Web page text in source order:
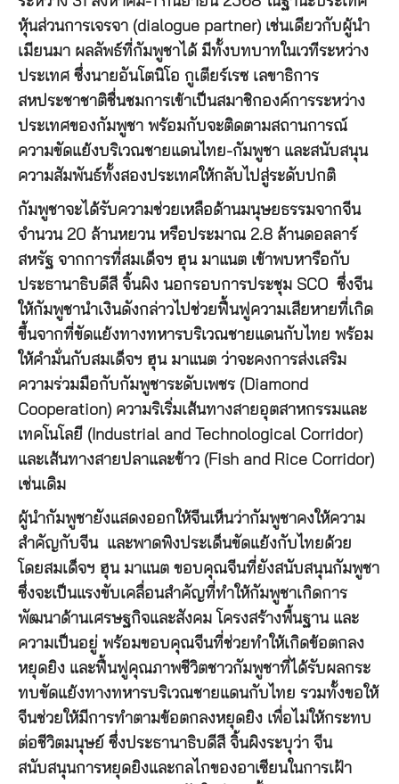
หุ้นส่วนการเจรจา (dialogue partner) เช่นเดียวกับผู้นำ
เมียนมา ผลลัพธ์ที่กัมพูชาได้ มีทั้งบทบาทในเวทีระหว่าง
ประเทศ ซึ่งนายอันโตนิโอ กูเตียร์เรซ เลขาธิการ
สหประชาชาติชื่นชมการเข้าเป็นสมาชิกองค์การระหว่าง
ประเทศของกัมพูชา พร้อมกับจะติดตามสถานการณ์
ความขัดแย้งบริเวณชายแดนไทย-กัมพูชา และสนับสนุน
ความสัมพันธ์ทั้งสองประเทศให้กลับไปสู่ระดับปกติ
กัมพูชาจะได้รับความช่วยเหลือด้านมนุษยธรรมจากจีน
จำนวน 20 ล้านหยวน หรือประมาณ 2.8 ล้านดอลลาร์
สหรัฐ จากการที่สมเด็จฯ ฮุน มาแนต เข้าพบหารือกับ
ประธานาธิบดีสี จิ้นผิง นอกรอบการประชุม SCO ซึ่งจีน
ให้กัมพูชานำเงินดังกล่าวไปช่วยฟื้นฟูความเสียหายที่เกิด
ขึ้นจากที่ขัดแย้งทางทหารบริเวณชายแดนกับไทย พร้อม
ให้คำมั่นกับสมเด็จฯ ฮุน มาแนต ว่าจะคงการส่งเสริม
ความร่วมมือกับกัมพูชาระดับเพชร (Diamond
Cooperation) ความริเริ่มเส้นทางสายอุตสาหกรรมและ
เทคโนโลยี (Industrial and Technological Corridor)
และเส้นทางสายปลาและข้าว (Fish and Rice Corridor)
เช่นเดิม
ผู้นำกัมพูชายังแสดงออกให้จีนเห็นว่ากัมพูชาคงให้ความ
สำคัญกับจีน และพาดพิงประเด็นขัดแย้งกับไทยด้วย
โดยสมเด็จฯ ฮุน มาแนต ขอบคุณจีนที่ยังสนับสนุนกัมพูชา
ซึ่งจะเป็นแรงขับเคลื่อนสำคัญที่ทำให้กัมพูชาเกิดการ
พัฒนาด้านเศรษฐกิจและสังคม โครงสร้างพื้นฐาน และ
ความเป็นอยู่ พร้อมขอบคุณจีนที่ช่วยทำให้เกิดข้อตกลง
หยุดยิง และฟื้นฟูคุณภาพชีวิตชาวกัมพูชาที่ได้รับผลกระ
ทบขัดแย้งทางทหารบริเวณชายแดนกับไทย รวมทั้งขอให้
จีนช่วยให้มีการทำตามข้อตกลงหยุดยิง เพื่อไม่ให้กระทบ
ต่อชีวิตมนุษย์ ซึ่งประธานาธิบดีสี จิ้นผิงระบุว่า จีน
สนับสนุนการหยุดยิงและกลไกของอาเซียนในการเฝ้า